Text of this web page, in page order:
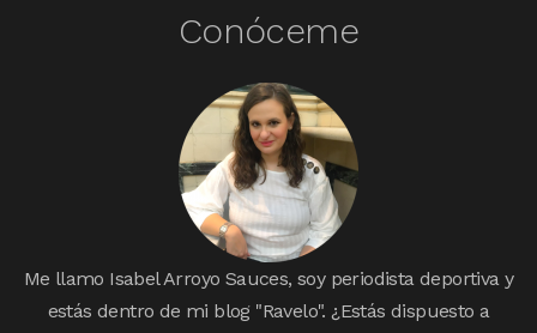
Conóceme
Me llamo Isabel Arroyo Sauces, soy periodista deportiva y
estás dentro de mi blog "Ravelo". ¿Estás dispuesto a